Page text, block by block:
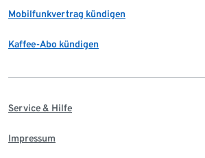
Mobilfunkvertrag kündigen
Kaffee-Abo kündigen
Service & Hilfe
Impressum